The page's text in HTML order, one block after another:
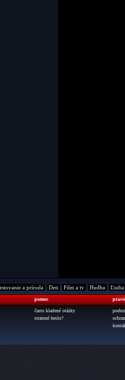
a príroda Deti Film a tv Hudba Ľudia
pomoc
často kladené otázky
stratené heslo?